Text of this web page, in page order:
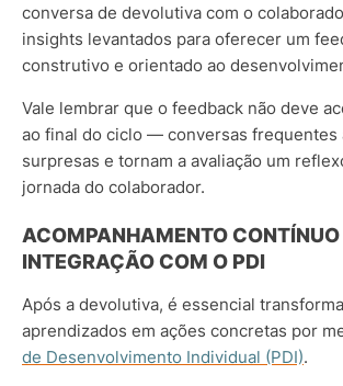
conversa de devolutiva com o
insights levantados para oferecer um
construtivo e orientado ao
Vale lembrar que o feedback não deve
ao final do ciclo — conversas frequentes
surpresas e tornam a avaliação um
jornada do colaborador.
ACOMPANHAMENTO CONTÍNUO
INTEGRAÇÃO COM O PDI
Após a devolutiva, é essencial
aprendizados em ações concretas por
de Desenvolvimento Individual (PDI).